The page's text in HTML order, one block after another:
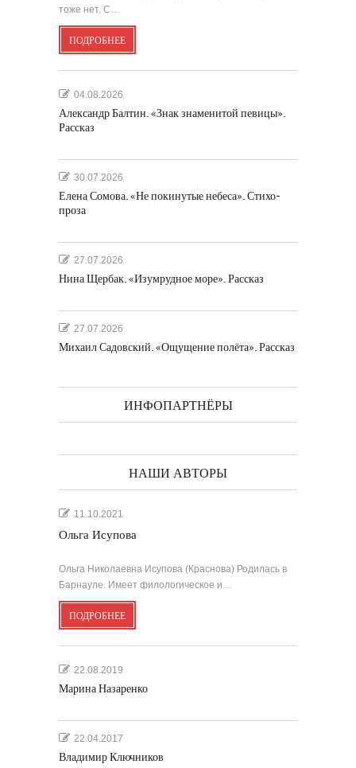
тоже нет. С…
ПОДРОБНЕЕ
04.08.2026
Александр Балтин. «Знак знаменитой певицы».
Рассказ
30.07.2026
Елена Сомова. «Не покинутые небеса». Стихо-
проза
27.07.2026
Нина Щербак. «Изумрудное море». Рассказ
27.07.2026
Михаил Садовский. «Ощущение полёта». Рассказ
ИНФОПАРТНЁРЫ
НАШИ АВТОРЫ
11.10.2021
Ольга Исупова
Ольга Николаевна Исупова (Краснова) Родилась в
Барнауле. Имеет филологическое и…
ПОДРОБНЕЕ
22.08.2019
Марина Назаренко
22.04.2017
Владимир Ключников